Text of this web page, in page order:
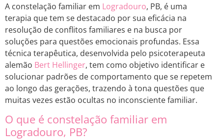
A constelação familiar em Logradouro, PB, é uma
terapia que tem se destacado por sua eficácia na
resolução de conflitos familiares e na busca por
soluções para questões emocionais profundas. Essa
técnica terapêutica, desenvolvida pelo psicoterapeuta
alemão Bert Hellinger, tem como objetivo identificar e
solucionar padrões de comportamento que se repetem
ao longo das gerações, trazendo à tona questões que
muitas vezes estão ocultas no inconsciente familiar.
O que é constelação familiar em
Logradouro, PB?